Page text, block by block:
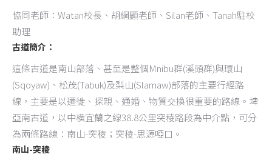
協同老師：Watan校長、胡綱顯老師、Silan老師、Tanah駐校
助理
古道簡介：
這條古道是南山部落、甚至是整個Mnibu群(溪頭群)與環山
(Sqoyaw)、松茂(Tabuk)及梨山(Slamaw)部落的主要行經路
線，主要是以遷徙、探親、通婚、物質交換很重要的路線。埤
亞南古道，以中橫宜蘭之線38.8公里突稜路段為中介點，可分
為兩條路線：南山-突稜；突稜-思源啞口。
南山-突稜